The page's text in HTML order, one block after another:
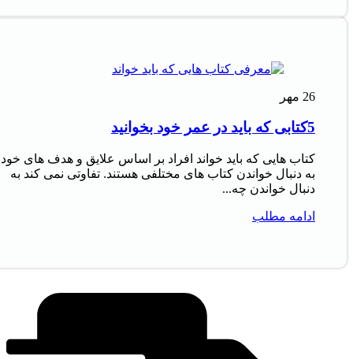
26 مهر
5کتابی که باید در عمر خود بخوانید
کتاب‌ هایی که باید خواند افراد بر اساس علایق و هدف‌ های خود
به دنبال خواندن کتاب‌ های مختلفی هستند. تفاوتی نمی‌ کند به
دنبال خواندن چه...
ادامه مطلب